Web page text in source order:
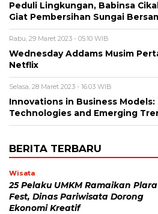
Peduli Lingkungan, Babinsa
Giat Pembersihan Sungai
Rabu, 29 Maret 2023 - 05:10 WIB
Wednesday Addams Musim
Netflix
Selasa, 28 Maret 2023 - 16:03 WIB
Innovations in Business Models:
Technologies and Emerging
BERITA TERBARU
Wisata
25 Pelaku UMKM Ramaikan Plara
Fest, Dinas Pariwisata Dorong
Ekonomi Kreatif